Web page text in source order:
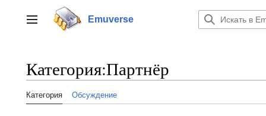
к
содержанию
Переключить боковую панель
Emuverse
Категория:Партнёр
Категория Обсуждение